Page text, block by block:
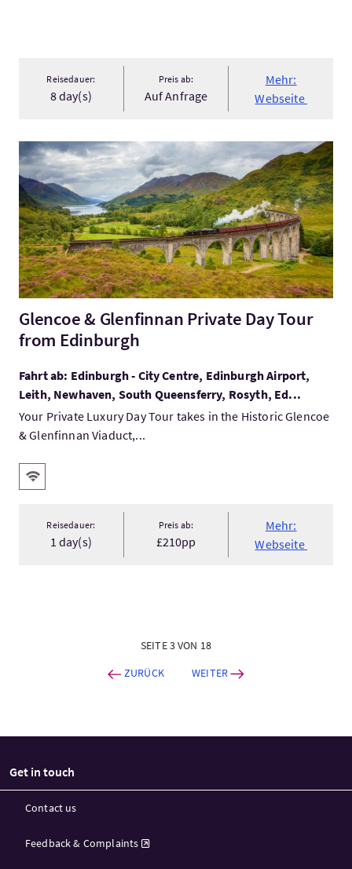
Reisedauer:
8 day(s)
Preis ab:
Auf Anfrage
Mehr:
Webseite
Mehr:Glencoe & Glenfinnan Private Day Tour from Edinburgh
Glencoe & Glenfinnan Private Day Tour
from Edinburgh
Fahrt ab: Edinburgh - City Centre, Edinburgh Airport,
Leith, Newhaven, South Queensferry, Rosyth, Ed...
Your Private Luxury Day Tour takes in the Historic Glencoe
& Glenfinnan Viaduct,...
Ausstattung
Kostenloses Wlan
Reisedauer:
1 day(s)
Preis ab:
£210pp
Mehr:
Webseite
SEITE 3 VON 18
ZURÜCK
WEITER
Get in touch
Contact us
Feedback & Complaints